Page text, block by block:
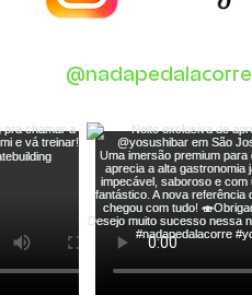
@nadapedalacorre